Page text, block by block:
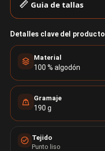
Guia de tallas
Detalles clave del producto
Material
100 % algodón
Gramaje
190 g
Tejido
Punto liso